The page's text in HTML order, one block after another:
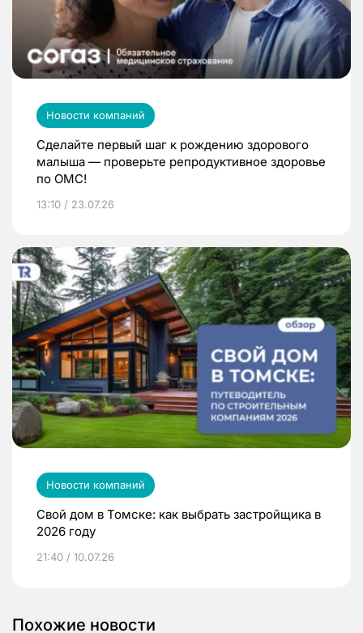
Новости компаний
Сделайте первый шаг к рождению здорового
малыша — проверьте репродуктивное здоровье
по ОМС!
13:10 / 23.07.26
Новости компаний
Свой дом в Томске: как выбрать застройщика в
2026 году
21:40 / 10.07.26
Похожие новости